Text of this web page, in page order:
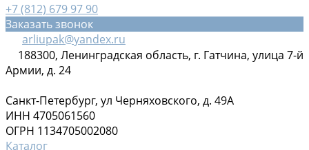
+7 (812) 679 97 90
Заказать звонок
arliupak@yandex.ru
188300, Ленинградская область, г. Гатчина, улица 7-й
Армии, д. 24
Санкт-Петербург, ул Черняховского, д. 49А
ИНН 4705061560
ОГРН 1134705002080
Каталог